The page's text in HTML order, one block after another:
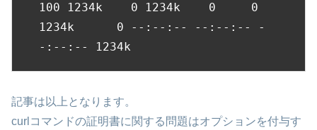
100 1234k    0 1234k    0     0
1234k      0 --:--:-- --:--:-- -
-:--:-- 1234k
記事は以上となります。
curlコマンドの証明書に関する問題はオプションを付与す